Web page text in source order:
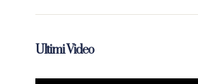
Ultimi Video